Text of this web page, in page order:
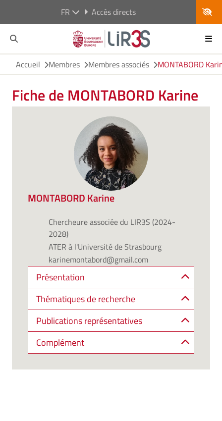
FR Accès directs
Accueil Membres Membres associés MONTABORD
Fiche de MONTABORD Karine
MONTABORD Karine
Chercheure associée du LIR3S (2024-
2028)
ATER à l'Université de Strasbourg
karinemontabord@gmail.com
Présentation
Thématiques de recherche
Publications représentatives
Complément